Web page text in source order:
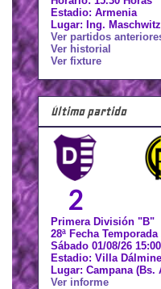
Estadio: Armenia
Lugar: Ing.
Ver partidos
Ver historial
Ver fixture
Último partido
2
Primera División "B"
28ª Fecha Temporada
Sábado 01/08/26
Estadio: Villa Dálmine
Lugar: Campana (Bs.
Ver informe